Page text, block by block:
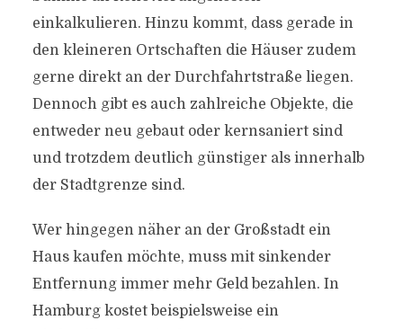
einkalkulieren. Hinzu kommt, dass gerade in
den kleineren Ortschaften die Häuser zudem
gerne direkt an der Durchfahrtstraße liegen.
Dennoch gibt es auch zahlreiche Objekte, die
entweder neu gebaut oder kernsaniert sind
und trotzdem deutlich günstiger als innerhalb
der Stadtgrenze sind.
Wer hingegen näher an der Großstadt ein
Haus kaufen möchte, muss mit sinkender
Entfernung immer mehr Geld bezahlen. In
Hamburg kostet beispielsweise ein